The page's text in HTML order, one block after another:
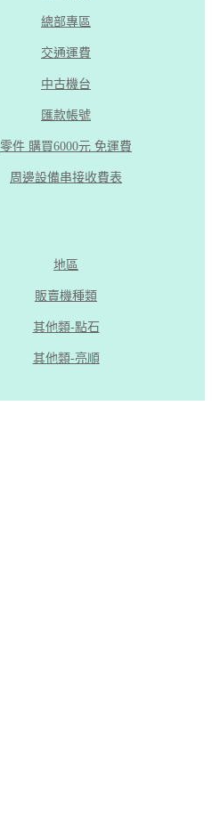
總部專區
交通運費
中古機台
匯款帳號
零件 購買6000元 免運費
周邊設備串接收費表
地區
販賣機種類
其他類-點石
其他類-亮順